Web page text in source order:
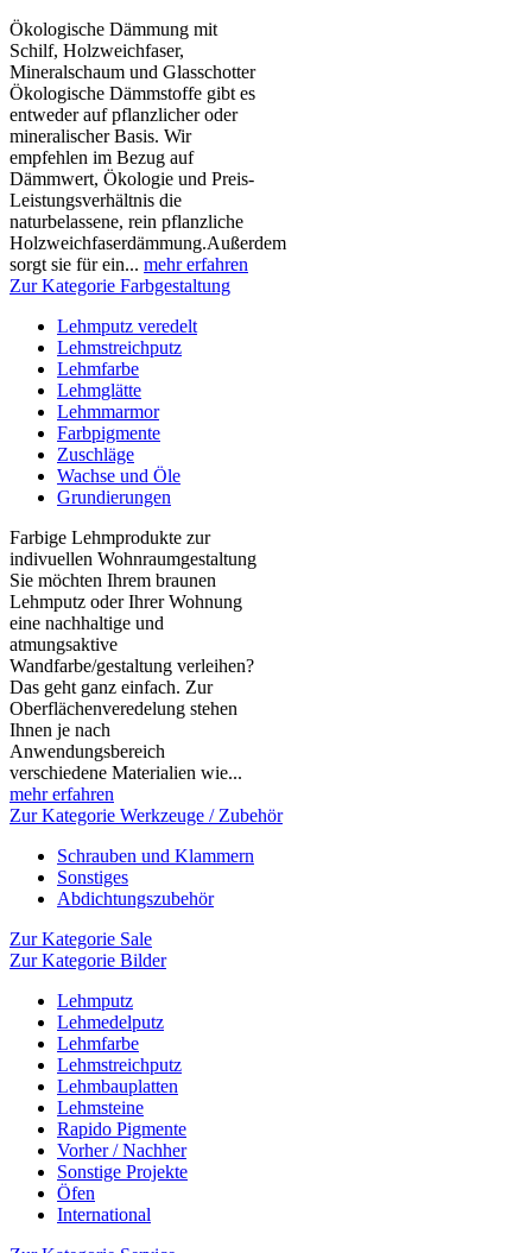
Ökologische Dämmung mit
Schilf, Holzweichfaser,
Mineralschaum und Glasschotter
Ökologische Dämmstoffe gibt es
entweder auf pflanzlicher oder
mineralischer Basis. Wir
empfehlen im Bezug auf
Dämmwert, Ökologie und Preis-
Leistungsverhältnis die
naturbelassene, rein pflanzliche
Holzweichfaserdämmung.Außerdem
sorgt sie für ein... mehr erfahren
Zur Kategorie Farbgestaltung
Lehmputz veredelt
Lehmstreichputz
Lehmfarbe
Lehmglätte
Lehmmarmor
Farbpigmente
Zuschläge
Wachse und Öle
Grundierungen
Farbige Lehmprodukte zur
indivuellen Wohnraumgestaltung
Sie möchten Ihrem braunen
Lehmputz oder Ihrer Wohnung
eine nachhaltige und
atmungsaktive
Wandfarbe/gestaltung verleihen?
Das geht ganz einfach. Zur
Oberflächenveredelung stehen
Ihnen je nach
Anwendungsbereich
verschiedene Materialien wie...
mehr erfahren
Zur Kategorie Werkzeuge / Zubehör
Schrauben und Klammern
Sonstiges
Abdichtungszubehör
Zur Kategorie Sale
Zur Kategorie Bilder
Lehmputz
Lehmedelputz
Lehmfarbe
Lehmstreichputz
Lehmbauplatten
Lehmsteine
Rapido Pigmente
Vorher / Nachher
Sonstige Projekte
Öfen
International